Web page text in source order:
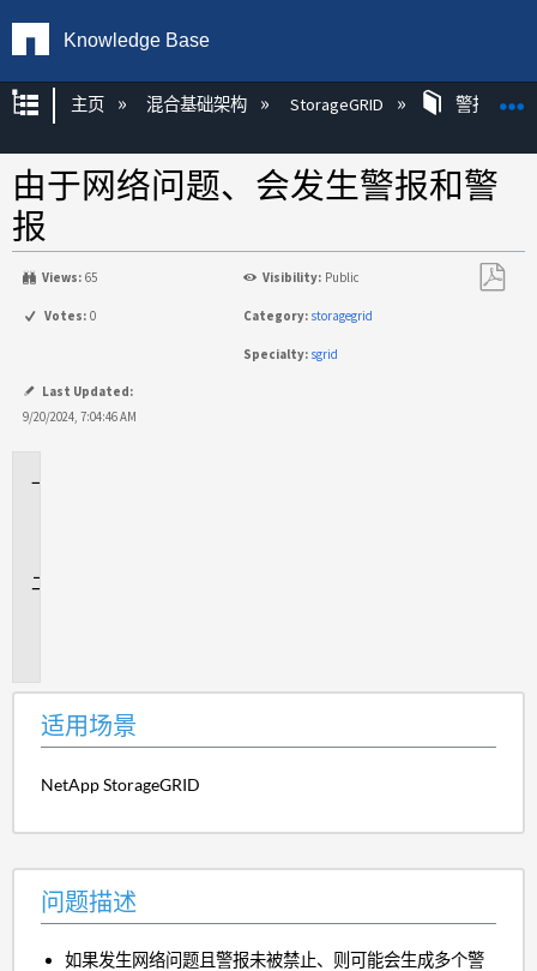
Knowledge Base
扩展/隐缩全局层次
主页 混合基础架构 StorageGRID 警报
由于网络问题、会发生警报和警
报
Views: 65 Visibility: Public
Votes: 0 Category: storagegrid
Specialty: sgrid
Last Updated:
9/20/2024, 7:04:46 AM
适用场景
NetApp StorageGRID
问题描述
如果发生网络问题且警报未被禁止、则可能会生成多个警